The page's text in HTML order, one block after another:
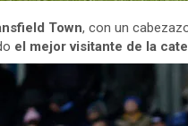
Town, con un
el mejor visitante de la